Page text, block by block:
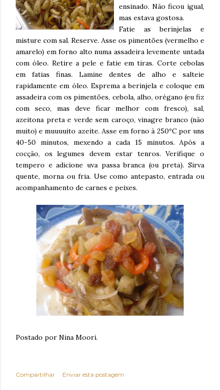
ensinado. Não ficou igual,
mas estava gostosa.
Fatie as berinjelas e
misture com sal. Reserve. Asse os pimentões (vermelho e
amarelo) em forno alto numa assadeira levemente untada
com óleo. Retire a pele e fatie em tiras. Corte cebolas
em fatias finas. Lamine dentes de alho e salteie
rapidamente em óleo. Esprema a berinjela e coloque em
assadeira com os pimentões, cebola, alho, orégano (eu fiz
com seco, mas deve ficar melhor com fresco), sal,
azeitona preta e verde sem caroço, vinagre branco (não
muito) e muuuuito azeite. Asse em forno à 250ºC por uns
40-50 minutos, mexendo a cada 15 minutos. Após a
cocção, os legumes devem estar tenros. Verifique o
tempero e adicione uva passa branca (ou preta). Sirva
quente, morna ou fria. Use como antepasto, entrada ou
acompanhamento de carnes e peixes.
Postado por Nina Moori.
Compartilhar Enviar esta postagem